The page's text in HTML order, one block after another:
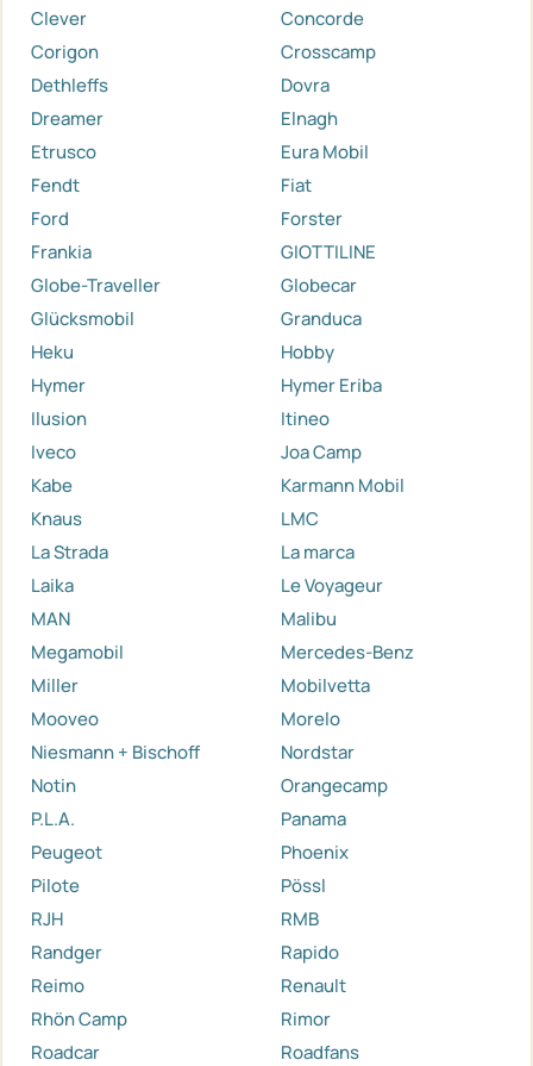
Clever
Concorde
Corigon
Crosscamp
Dethleffs
Dovra
Dreamer
Elnagh
Etrusco
Eura Mobil
Fendt
Fiat
Ford
Forster
Frankia
GIOTTILINE
Globe-Traveller
Globecar
Glücksmobil
Granduca
Heku
Hobby
Hymer
Hymer Eriba
Ilusion
Itineo
Iveco
Joa Camp
Kabe
Karmann Mobil
Knaus
LMC
La Strada
La marca
Laika
Le Voyageur
MAN
Malibu
Megamobil
Mercedes-Benz
Miller
Mobilvetta
Mooveo
Morelo
Niesmann + Bischoff
Nordstar
Notin
Orangecamp
P.L.A.
Panama
Peugeot
Phoenix
Pilote
Pössl
RJH
RMB
Randger
Rapido
Reimo
Renault
Rhön Camp
Rimor
Roadcar
Roadfans